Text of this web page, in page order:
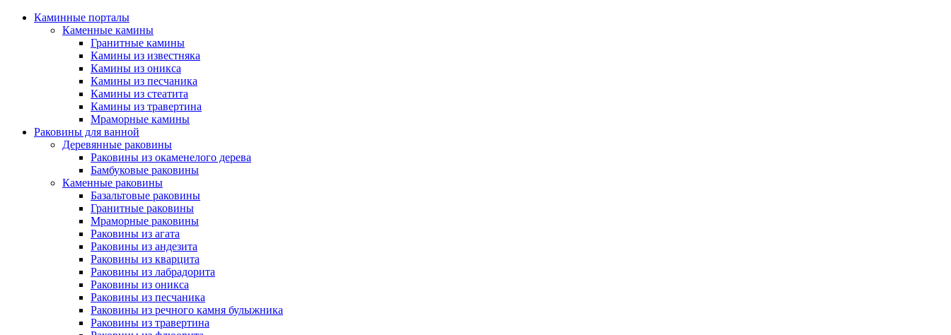
Каминные порталы
Каменные камины
Гранитные камины
Камины из известняка
Камины из оникса
Камины из песчаника
Камины из стеатита
Камины из травертина
Мраморные камины
Раковины для ванной
Деревянные раковины
Раковины из окаменелого дерева
Бамбуковые раковины
Каменные раковины
Базальтовые раковины
Гранитные раковины
Мраморные раковины
Раковины из агата
Раковины из андезита
Раковины из кварцита
Раковины из лабрадорита
Раковины из оникса
Раковины из песчаника
Раковины из речного камня булыжника
Раковины из травертина